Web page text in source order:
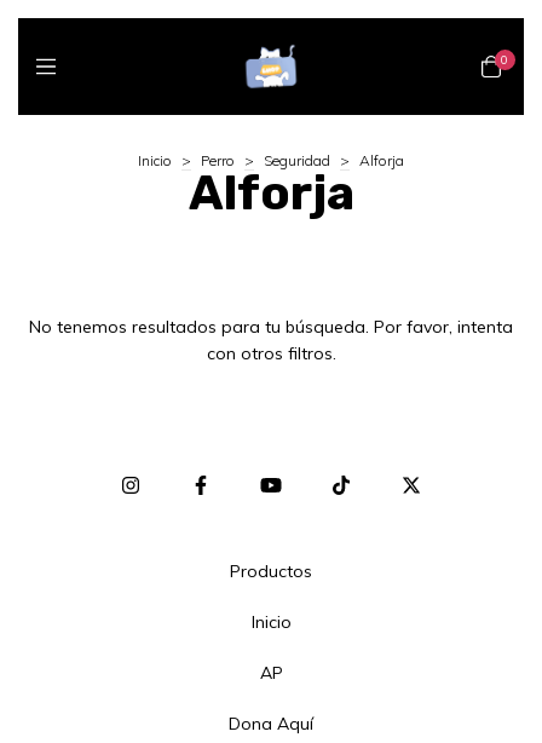
0
Inicio > Perro > Seguridad > Alforja
Alforja
No tenemos resultados para tu búsqueda. Por favor, intenta
con otros filtros.
Productos
Inicio
AP
Dona Aquí